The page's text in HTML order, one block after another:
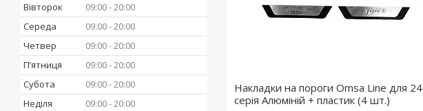
Накладки на пороги Omsa Line для 24
серія Алюміній + пластик (4 шт.)
Вівторок
09:00 20:00
Середа
09:00 20:00
Четвер
09:00 20:00
Пʼятниця
09:00 20:00
Субота
09:00 20:00
Неділя
09:00 20:00